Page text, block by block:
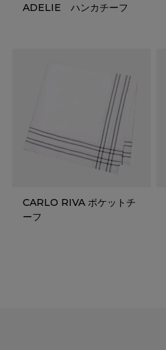
ADELIE ハンカチーフ
CARLO RIVA ポケットチ
ーフ